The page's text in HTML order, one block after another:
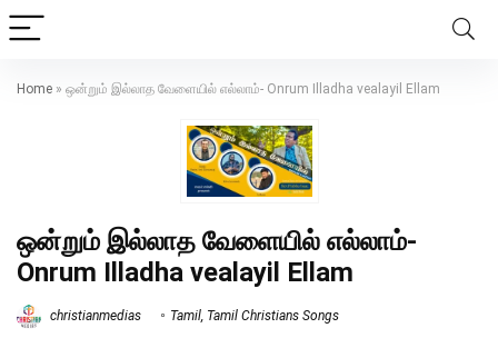
Home » ஒன்றும் இல்லாத வேளையில் எல்லாம்- Onrum Illadha vealayil Ellam
ஒன்றும் இல்லாத வேளையில் எல்லாம்-
Onrum Illadha vealayil Ellam
christianmedias Tamil, Tamil Christians Songs